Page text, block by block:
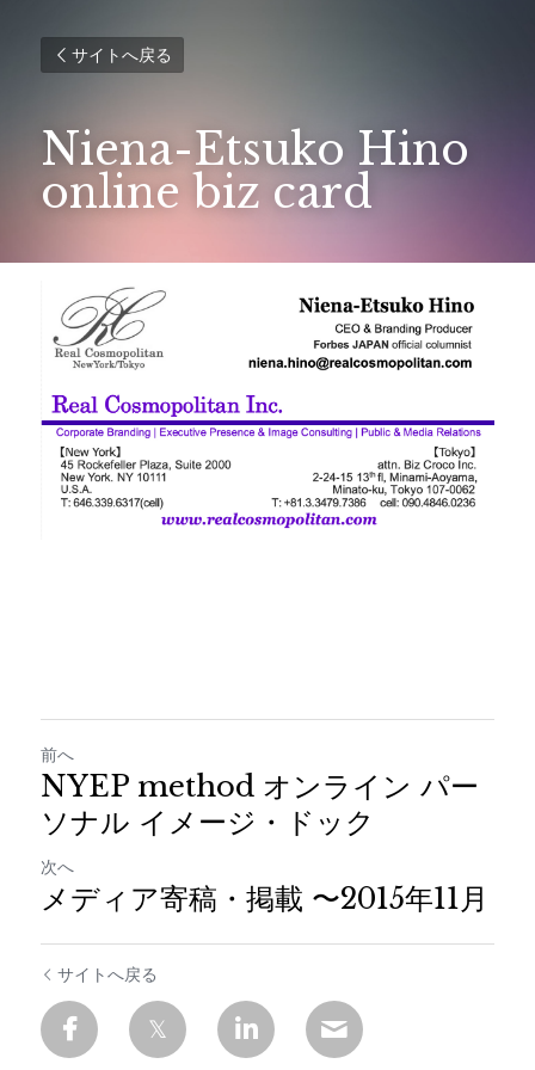
サイトへ戻る
Niena-Etsuko Hino
online biz card
前へ
NYEP method オンライン パー
ソナル イメージ・ドック
次へ
メディア寄稿・掲載 〜2015年11月
サイトへ戻る